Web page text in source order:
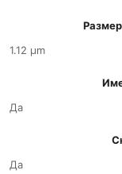
1.12 µm
Да
Да